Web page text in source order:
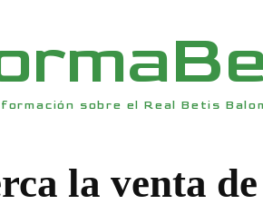
sobre el Real Betis
la venta de